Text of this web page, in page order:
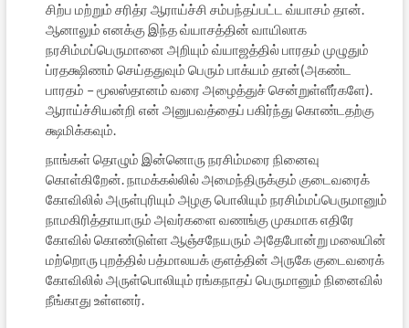
சிற்ப மற்றும் சரித்ர ஆராய்ச்சி சம்பந்தப்பட்ட வ்யாசம் தான்.
ஆனாலும் எனக்கு இந்த வ்யாசத்தின் வாயிலாக
நரசிம்மப்பெருமானை அறியும் வ்யாஜத்தில் பாரதம் முழுதும்
ப்ரதக்ஷிணம் செய்ததுவும் பெரும் பாக்யம் தான்(அகண்ட
பாரதம் – மூலஸ்தானம் வரை அழைத்துச் சென்றுள்ளீர்களே).
ஆராய்ச்சியன்றி என் அனுபவத்தைப் பகிர்ந்து கொண்டதற்கு
க்ஷமிக்கவும்.
நாங்கள் தொழும் இன்னொரு நரசிம்மரை நினைவு
கொள்கிறேன். நாமக்கல்லில் அமைந்திருக்கும் குடைவரைக்
கோவிலில் அருள்புரியும் அழகு பொலியும் நரசிம்மப்பெருமானும்
நாமகிரித்தாயாரும் அவர்களை வணங்கு முகமாக எதிரே
கோவில் கொண்டுள்ள ஆஞ்சநேயரும் அதேபோன்று மலையின்
மற்றொரு புறத்தில் பத்மாலயக் குளத்தின் அருகே குடைவரைக்
கோவிலில் அருள்பொலியும் ரங்கநாதப் பெருமானும் நினைவில்
நீங்காது உள்ளனர்.